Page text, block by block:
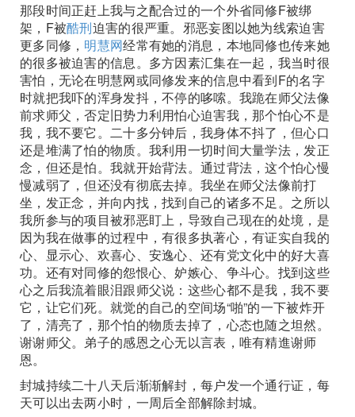
那段时间正赶上我与之配合过的一个外省同修F被绑
架，F被酷刑迫害的很严重。邪恶妄图以她为线索迫害
更多同修， 明慧网经常有她的消息，本地同修也传来她
的很多被迫害的信息。多方因素汇集在一起，我当时很
害怕，无论在明慧网或同修发来的信息中看到F的名字
时就把我吓的浑身发抖，不停的哆嗦。我跪在师父法像
前求师父，否定旧势力利用怕心迫害我，那个怕心不是
我，我不要它。二十多分钟后，我身体不抖了，但心口
还是堆满了怕的物质。我利用一切时间大量学法，发正
念，但还是怕。我就开始背法。通过背法，这个怕心慢
慢减弱了，但还没有彻底去掉。我坐在师父法像前打
坐，发正念，并向内找，找到自己的诸多不足。之所以
我所参与的项目被邪恶盯上，导致自己现在的处境，是
因为我在做事的过程中，有很多执著心，有证实自我的
心、显示心、欢喜心、安逸心、还有党文化中的好大喜
功。还有对同修的怨恨心、妒嫉心、争斗心。找到这些
心之后我流着眼泪跟师父说：这些心都不是我，我不要
它，让它们死。就觉的自己的空间场“啪”的一下被炸开
了，清亮了，那个怕的物质去掉了，心态也随之坦然。
谢谢师父。弟子的感恩之心无以言表，唯有精進谢师
恩。
封城持续二十八天后渐渐解封，每户发一个通行证，每
天可以出去两小时，一周后全部解除封城。